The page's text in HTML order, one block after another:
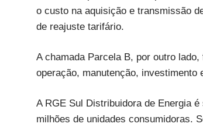
o custo na aquisição e transmissão
de reajuste tarifário.
A chamada Parcela B, por outro
operação, manutenção, investimento
A RGE Sul Distribuidora de Energia
milhões de unidades consumidoras.